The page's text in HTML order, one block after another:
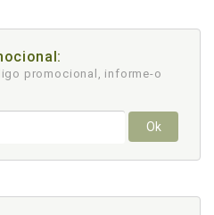
promocional, informe-o
Ok